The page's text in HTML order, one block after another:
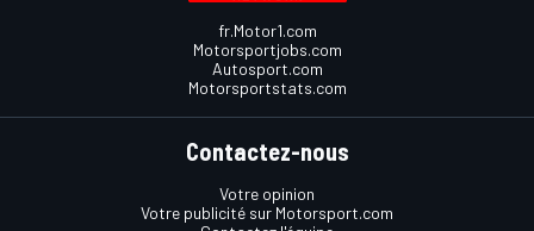
fr.Motor1.com
Motorsportjobs.com
Autosport.com
Motorsportstats.com
Contactez-nous
Votre opinion
Votre publicité sur Motorsport.com